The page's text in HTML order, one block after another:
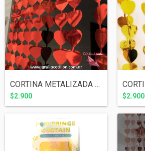
CORTINA METALIZADA CORAZONES ROJOS
$2.900 $2.900